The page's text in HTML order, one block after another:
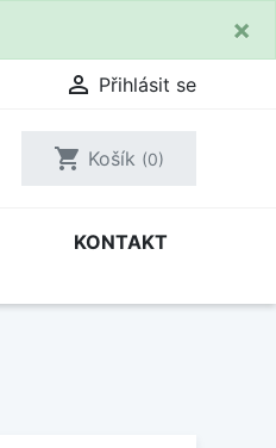
×
 Přihlásit se
shopping_cart Košík (0)
KONTAKT